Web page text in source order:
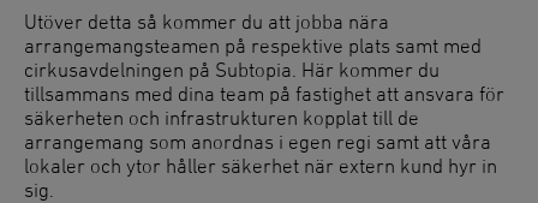
Utöver detta så kommer du att jobba nära
arrangemangsteamen på respektive plats samt med
cirkusavdelningen på Subtopia. Här kommer du
tillsammans med dina team på fastighet att ansvara för
säkerheten och infrastrukturen kopplat till de
arrangemang som anordnas i egen regi samt att våra
lokaler och ytor håller säkerhet när extern kund hyr in
sig.